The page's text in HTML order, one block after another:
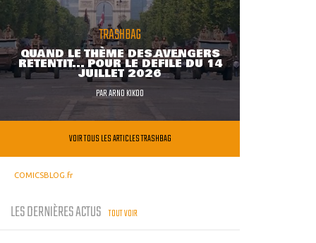
TRASHBAG
QUAND LE THÈME DES AVENGERS
RETENTIT... POUR LE DÉFILÉ DU 14
JUILLET 2026
PARARNO KIKOO
VOIR TOUS LES ARTICLES TRASHBAG
COMICSBLOG.fr
LES DERNIÈRES ACTUS TOUT VOIR